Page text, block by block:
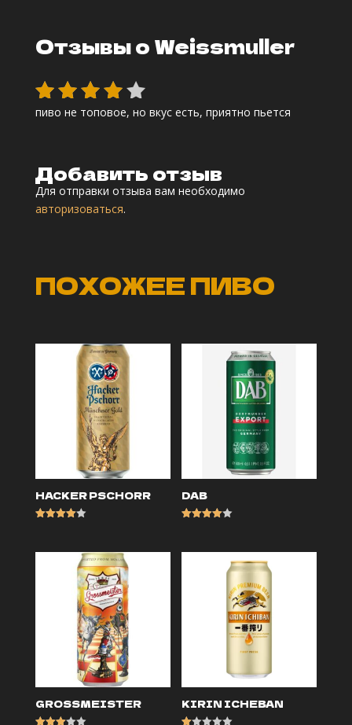
Отзывы о Weissmuller
Оценка
пиво не топовое, но вкус есть, приятно пьется
Добавить отзыв
Для отправки отзыва вам необходимо
авторизоваться.
ПОХОЖЕЕ ПИВО
HACKER PSCHORR DAB
GROSSMEISTER KIRIN ICHEBAN